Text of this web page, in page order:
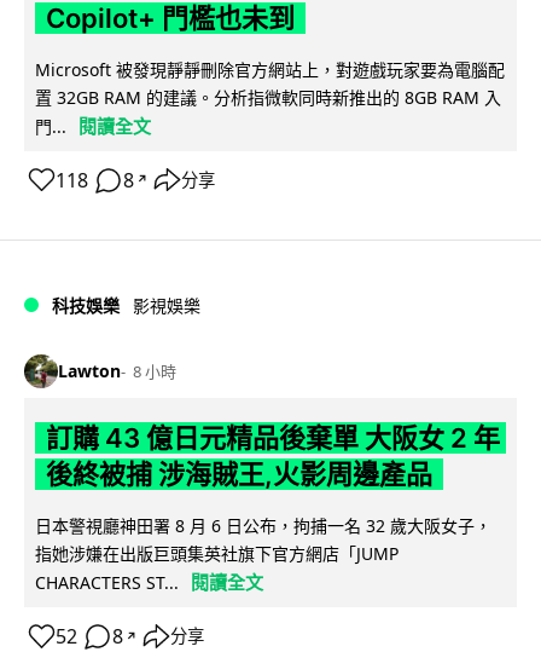
Copilot+ 門檻也未到
Microsoft 被發現靜靜刪除官方網站上，對遊戲玩家要為電腦配
置 32GB RAM 的建議。分析指微軟同時新推出的 8GB RAM 入
門...
閱讀全文
118 8 ↗ 分享
科技娛樂 影視娛樂
Lawton 8 小時
訂購 43 億日元精品後棄單 大阪女 2 年
後終被捕 涉海賊王,火影周邊產品
日本警視廳神田署 8 月 6 日公布，拘捕一名 32 歲大阪女子，
指她涉嫌在出版巨頭集英社旗下官方網店「JUMP
CHARACTERS ST...
閱讀全文
52 8 ↗ 分享